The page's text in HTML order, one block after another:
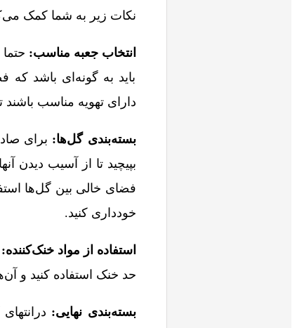
نکات زیر به شما کمک
انتخاب جعبه مناسب:
باید به گونه‌ای باشد که
دارای تهویه مناسب
بسته‌بندی گل‌ها: برای
بپیچید تا از آسیب دیدن
فضای خالی بین گل‌ها
خودداری کنید.
استفاده از مواد خنک‌کننده:
حد خنک استفاده کنید و
بسته‌بندی نهایی: